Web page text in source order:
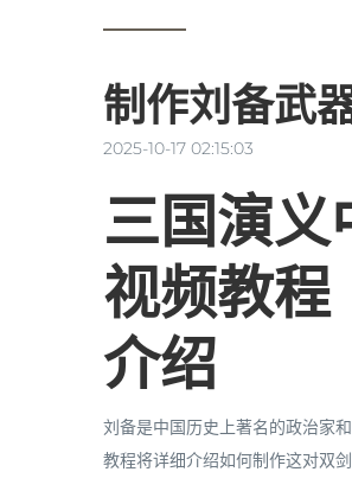
制作刘备武
2025-10-17 02:15:03
三国演
视频教程
介绍
刘备是中国历史上著名的政治家
教程将详细介绍如何制作这对双